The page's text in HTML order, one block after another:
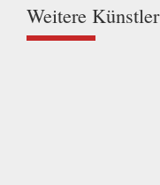
Weitere Künstler